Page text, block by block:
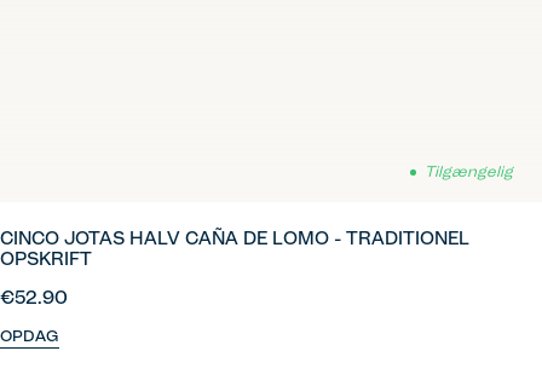
Tilgængelig
CINCO JOTAS HALV CAÑA DE LOMO - TRADITIONEL
OPSKRIFT
€52.90
OPDAG